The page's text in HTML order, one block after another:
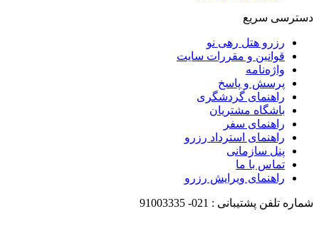
دسترسی سریع
رزرو هتل رهی نو
قوانین و مقررات سایت
واژه‌نامه
پرسش و پاسخ
راهنمای گردشگری
باشگاه مشتریان
راهنمای سفر
راهنمای استرداد رزرو
پنل سازمانی
تماس با ما
راهنمای ویرایش رزرو
شماره تلفن پشتیبانی : 021-
91003335